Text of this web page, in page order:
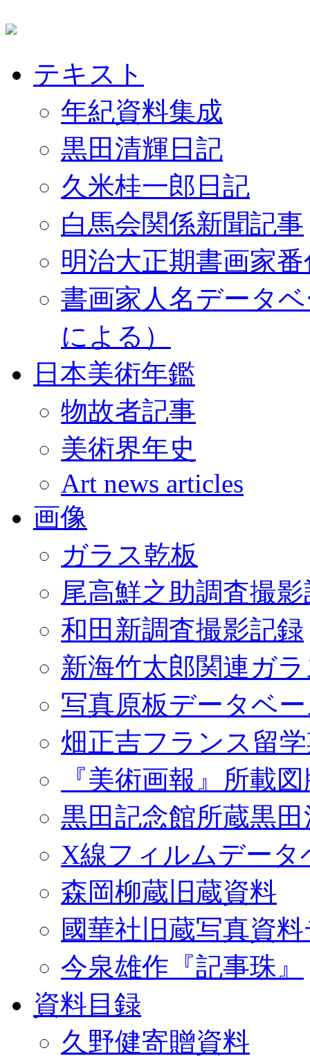
テキスト
年紀資料集成
黒田清輝日記
久米桂一郎日記
白馬会関係新聞記事
明治大正期書画家
書画家人名データ
による）
日本美術年鑑
物故者記事
美術界年史
Art news articles
画像
ガラス乾板
尾高鮮之助調査撮
和田新調査撮影記録
新海竹太郎関連ガ
写真原板データベ
畑正吉フランス留
『美術画報』所載
黒田記念館所蔵黒
X線フィルムデータ
森岡柳蔵旧蔵資料
國華社旧蔵写真資
今泉雄作『記事珠』
資料目録
久野健寄贈資料